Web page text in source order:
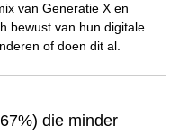
van Generatie X en
bewust van hun digitale
of doen dit al.
die minder